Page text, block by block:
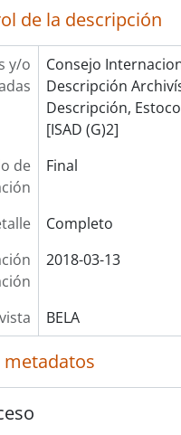
de la descripción
y/o
Consejo
Descripción
Descripción,
[ISAD (G)2]
de
Final
Completo
2018-03-13
BELA